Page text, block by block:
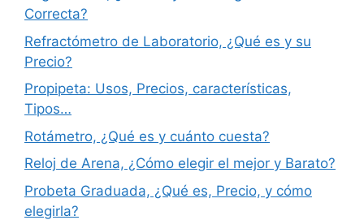
Correcta?
Refractómetro de Laboratorio, ¿Qué es y su
Precio?
Propipeta: Usos, Precios, características,
Tipos…
Rotámetro, ¿Qué es y cuánto cuesta?
Reloj de Arena, ¿Cómo elegir el mejor y Barato?
Probeta Graduada, ¿Qué es, Precio, y cómo
elegirla?